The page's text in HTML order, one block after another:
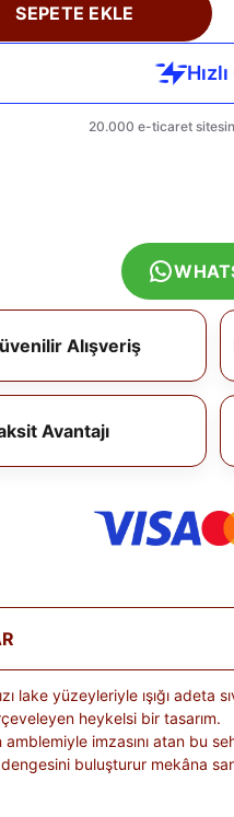
SEPETE EKLE
Alışveriş
Avantajı
lake yüzeyleriyle ışığı
heykelsi bir tasarım.
amblemiyle imzasını atan bu
buluşturur mekâna